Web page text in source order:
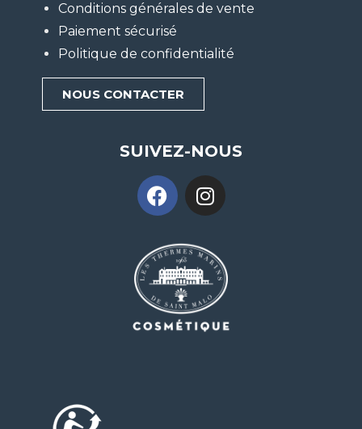
Conditions générales de vente
Paiement sécurisé
Politique de confidentialité
NOUS CONTACTER
SUIVEZ-NOUS